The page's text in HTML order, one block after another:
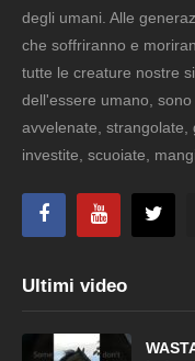
degli umani. Alle
che soffriranno e
tutte le creature nostre
dell'essere umano,
avvelenate, strangolate,
investite, scuoiate,
Ultimi video